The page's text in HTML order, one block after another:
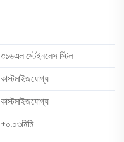
৩১৬এল স্টেইনলেস স্টিল
কাস্টমাইজযোগ্য
কাস্টমাইজযোগ্য
±০.০৩মিমি